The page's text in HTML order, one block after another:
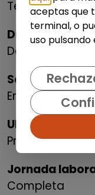
Temporal
Duración:
De 6 meses a 1
Salario:
Entre 18.001 y
Ubicación del
Presencial
Jornada
Completa
aceptas que
terminal, o
uso pulsando